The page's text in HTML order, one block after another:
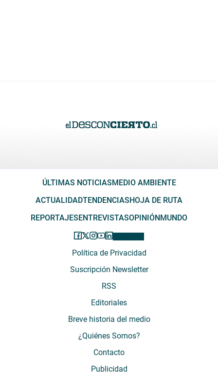
ÚLTIMAS NOTICIASMEDIO AMBIENTE
ACTUALIDADTENDENCIASHOJA DE RUTA
REPORTAJESENTREVISTASOPINIÓNMUNDO
Política de Privacidad
Suscripción Newsletter
RSS
Editoriales
Breve historia del medio
¿Quiénes Somos?
Contacto
Publicidad